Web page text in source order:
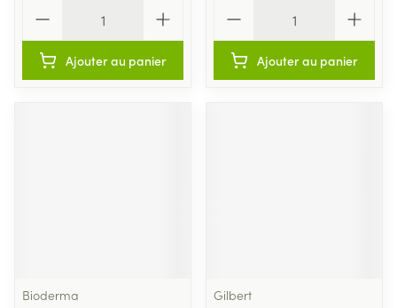
Ajouter au panier Ajouter au panier
Bioderma
Gilbert